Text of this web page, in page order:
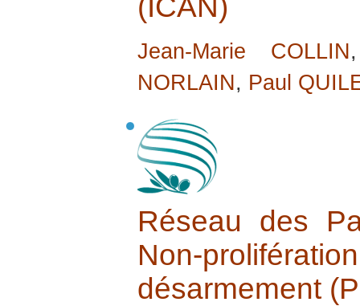
(ICAN)
Jean-Marie COLLIN
NORLAIN, Paul
Réseau des
Non-
désarmement